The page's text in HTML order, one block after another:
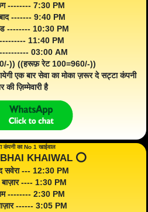
-------- 7:30 PM
------- 9:40 PM
-------- 10:30 PM
11:40 PM
---------- 03:00 AM
)) ((हरूफ़ रेट 100=960/-))
एक बार सेवा का मोका ज़रूर दे सट्टा कंपनी
की ज़िम्मेवारी है
कंपनी का No 1 खाईवाल
KHAIWAL ⭕️
सवेरा --- 12:30 PM
---- 1:30 PM
-------- 2:30 PM
------ 3:05 PM